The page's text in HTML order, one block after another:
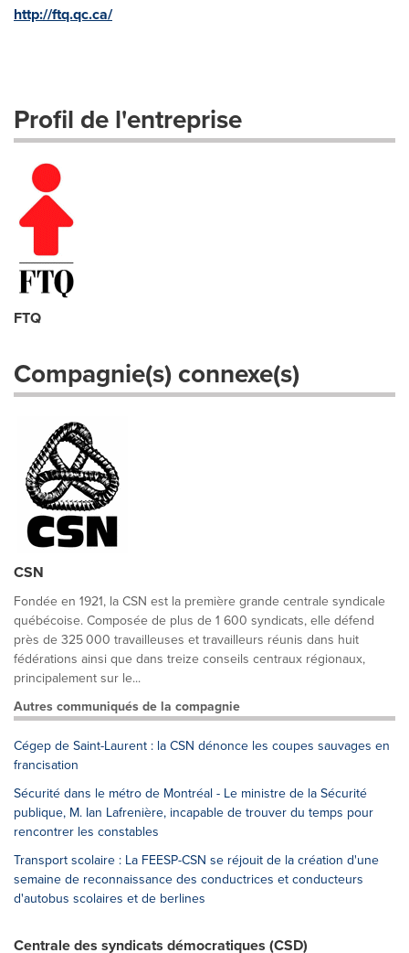
http://ftq.qc.ca/
Profil de l'entreprise
FTQ
Compagnie(s) connexe(s)
CSN
Fondée en 1921, la CSN est la première grande centrale syndicale
québécoise. Composée de plus de 1 600 syndicats, elle défend
près de 325 000 travailleuses et travailleurs réunis dans huit
fédérations ainsi que dans treize conseils centraux régionaux,
principalement sur le...
Autres communiqués de la compagnie
Cégep de Saint-Laurent : la CSN dénonce les coupes sauvages en
francisation
Sécurité dans le métro de Montréal - Le ministre de la Sécurité
publique, M. Ian Lafrenière, incapable de trouver du temps pour
rencontrer les constables
Transport scolaire : La FEESP-CSN se réjouit de la création d'une
semaine de reconnaissance des conductrices et conducteurs
d'autobus scolaires et de berlines
Centrale des syndicats démocratiques (CSD)